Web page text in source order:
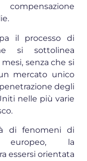
il processo di
si sottolinea
senza che si
mercato unico
degli
nelle più varie
di fenomeni di
europeo, la
essersi orientata